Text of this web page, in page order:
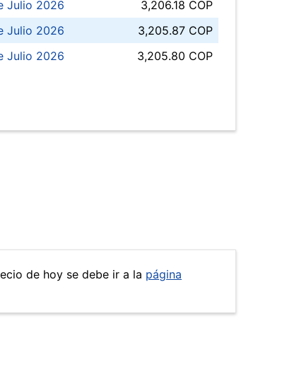
Julio 2026
3,206.18 COP
Julio 2026
3,205.87 COP
Julio 2026
3,205.80 COP
de hoy se debe ir a la página